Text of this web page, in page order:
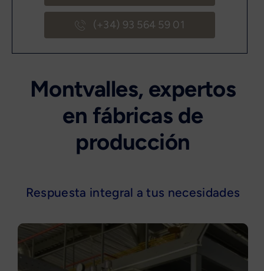
(+34) 93 564 59 01
Montvalles, expertos
en fábricas de
producción
Respuesta integral a tus necesidades